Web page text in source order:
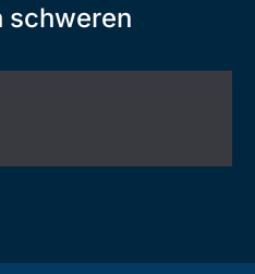
schweren